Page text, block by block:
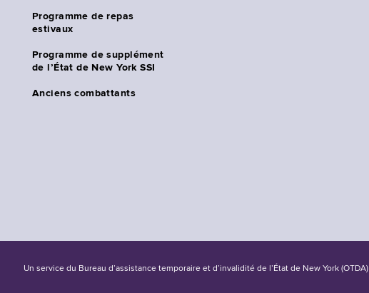
Programme de repas
estivaux
Programme de supplément
de l’État de New York SSI
Anciens combattants
Un service du Bureau d’assistance temporaire et d’invalidité de l’État de New York (OTDA)